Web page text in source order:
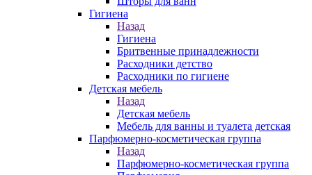
Гигиена
Назад
Гигиена
Бритвенные принадлежности
Расходники детство
Расходники по гигиене
Детская мебель
Назад
Детская мебель
Мебель для ванны и туалета детская
Парфюмерно-косметическая группа
Назад
Парфюмерно-косметическая группа